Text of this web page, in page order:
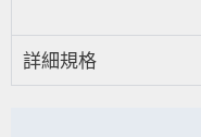
詳細規格